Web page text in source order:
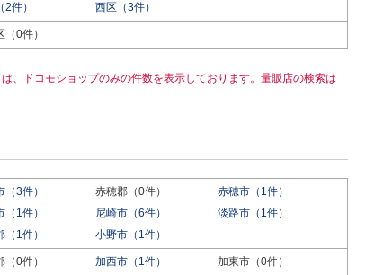
件） 西区（3件）
（0件）
、ドコモショップのみの件数を表示しております。量販店の検索は
（3件） 赤穂郡（0件）
赤穂市（1件）
（1件） 尼崎市（6件）
淡路市（1件）
（1件） 小野市（1件）
（0件） 加西市（1件）
加東市（0件）